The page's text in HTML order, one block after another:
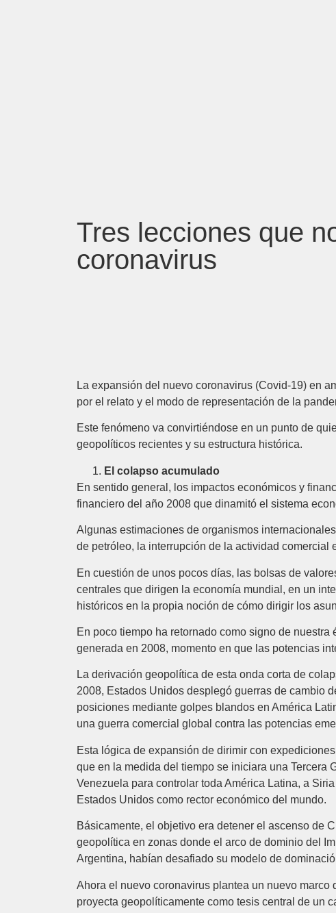
Tres lecciones que
coronavirus
La expansión del nuevo coronavirus (Covid-19) en
por el relato y el modo de representación de la
Este fenómeno va convirtiéndose en un punto de
geopolíticos recientes y su estructura histórica.
El colapso acumulado
En sentido general, los impactos económicos y
financiero del año 2008 que dinamitó el sistema
Algunas estimaciones de organismos
de petróleo, la interrupción de la actividad
En cuestión de unos pocos días, las bolsas de
centrales que dirigen la economía mundial, en un
históricos en la propia noción de cómo dirigir los
En poco tiempo ha retornado como signo de
generada en 2008, momento en que las potencias
La derivación geopolítica de esta onda corta de
2008, Estados Unidos desplegó guerras de cambio
posiciones mediante golpes blandos en América
una guerra comercial global contra las potencias
Esta lógica de expansión de dirimir con
que en la medida del tiempo se iniciara una Tercera
Venezuela para controlar toda América Latina, a
Estados Unidos como rector económico del mundo.
Básicamente, el objetivo era detener el ascenso de
geopolítica en zonas donde el arco de dominio del
Argentina, habían desafiado su modelo de
Ahora el nuevo coronavirus plantea un nuevo
proyecta geopolíticamente como tesis central de un